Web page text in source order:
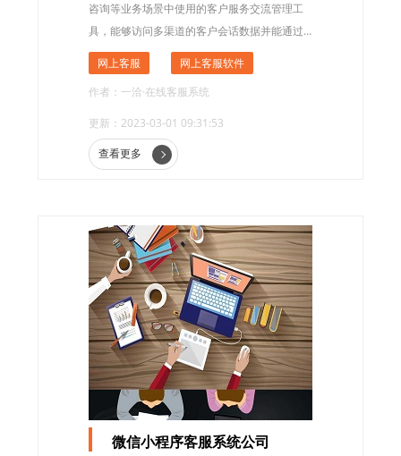
咨询等业务场景中使用的客户服务交流管理工
具，能够访问多渠道的客户会话数据并能通过
一定的规则智能地分配对话，提高客服接待业
务的效率。
网上客服
网上客服软件
作者：一洽·在线客服系统
更新：2023-03-01 09:31:53
查看更多
微信小程序客服系统公司